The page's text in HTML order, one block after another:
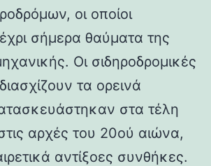
οι οποίοι
σήμερα θαύματα της
Οι σιδηροδρομικές
τα ορεινά
στα τέλη
αρχές του 20ού αιώνα,
αντίξοες συνθήκες.